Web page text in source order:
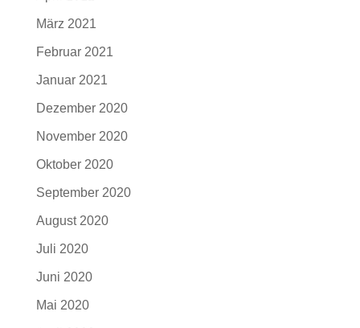
März 2021
Februar 2021
Januar 2021
Dezember 2020
November 2020
Oktober 2020
September 2020
August 2020
Juli 2020
Juni 2020
Mai 2020